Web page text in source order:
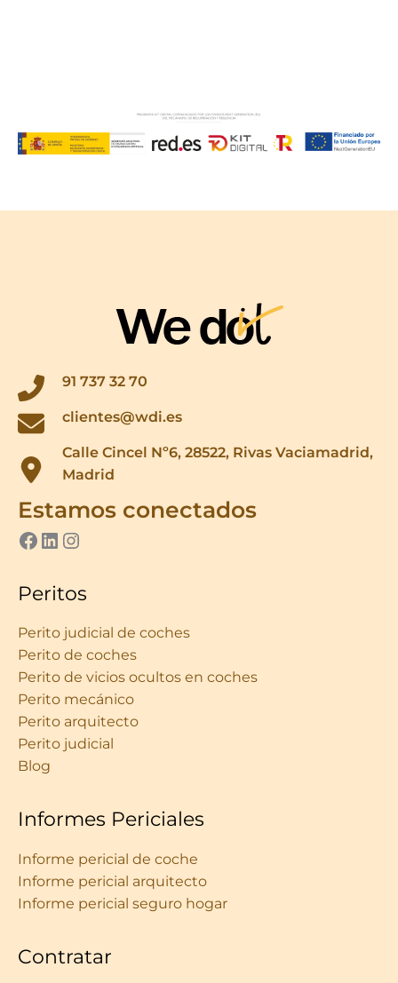
91 737 32 70
clientes@wdi.es
Calle Cincel Nº6, 28522, Rivas Vaciamadrid,
Madrid
Estamos conectados
ver perfil de we do it en facebook
LinkedIn
Instagram
Peritos
Perito judicial de coches
Perito de coches
Perito de vicios ocultos en coches
Perito mecánico
Perito arquitecto
Perito judicial
Blog
Informes Periciales
Informe pericial de coche
Informe pericial arquitecto
Informe pericial seguro hogar
Contratar